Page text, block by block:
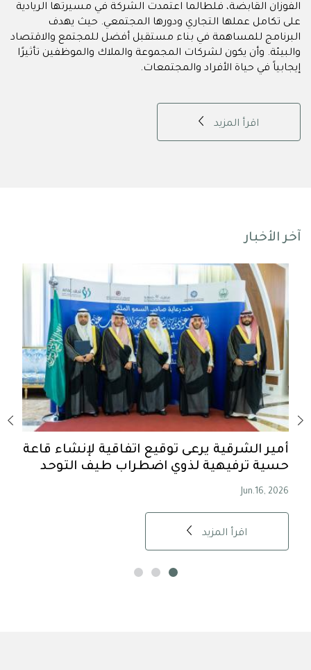
الفوزان القابضة، فلطالما اعتمدت الشركة في مسيرتها الريادية
على تكامل عملها التجاري ودورها المجتمعي. حيث يهدف
البرنامج للمساهمة في بناء مستقبل أفضل للمجتمع والاقتصاد
والبيئة. وأن يكون لشركات المجموعة والملاك والموظفين تأثيرًا
إيجابياً في حياة الأفراد والمجتمعات.
اقرأ المزيد
آخر الأخبار
أمير الشرقية يرعى توقيع اتفاقية لإنشاء قاعة
حسية ترفيهية لذوي اضطراب طيف التوحد
Jun.16, 2026
اقرأ المزيد